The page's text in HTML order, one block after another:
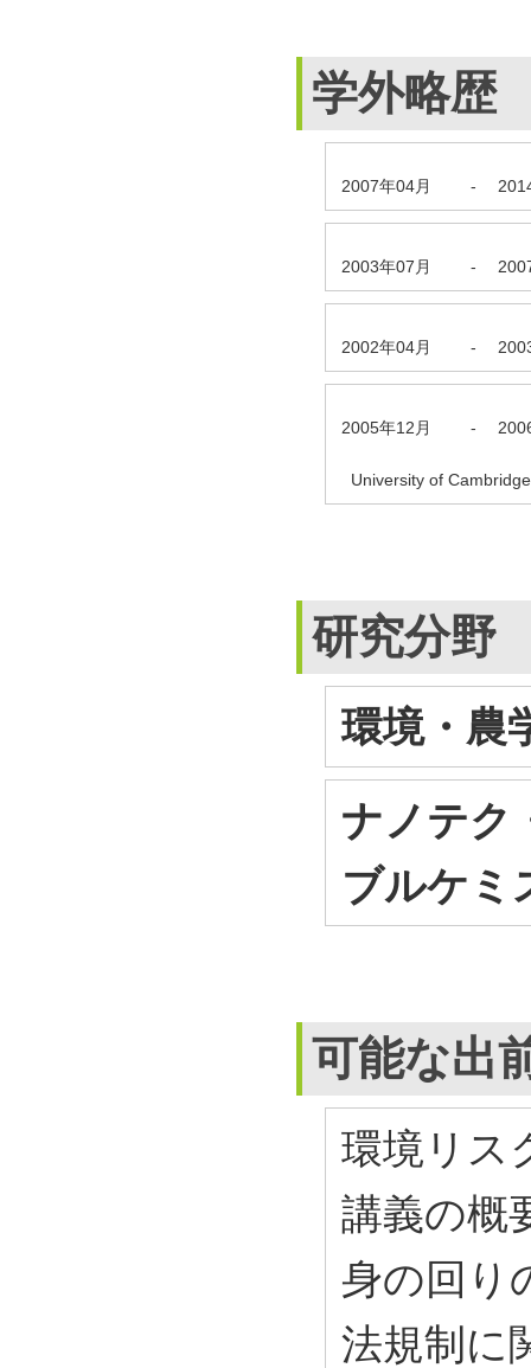
学外略歴
2007年04月 -
2003年07月 -
2002年04月 -
2005年12月 -
University of
研究分野
環境・農
ナノテク
ブルケミ
可能な出
環境リス
講義の概
身の回り
法規制に